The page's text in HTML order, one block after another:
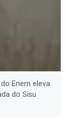
Enem eleva
do Sisu